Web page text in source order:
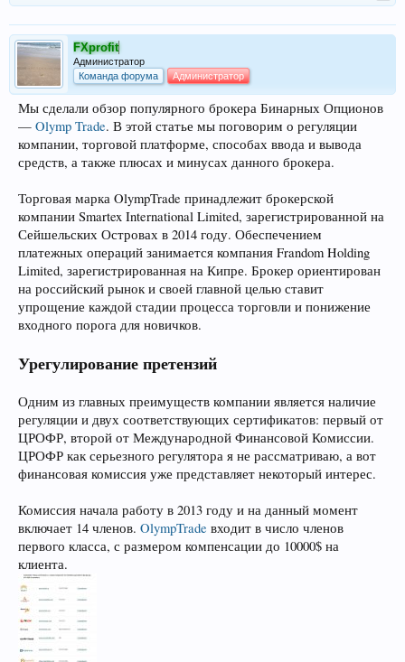
FXprofit
Администратор
Команда форума
Администратор
Мы сделали обзор популярного брокера Бинарных Опционов
— Olymp Trade. В этой статье мы поговорим о регуляции
компании, торговой платформе, способах ввода и вывода
средств, а также плюсах и минусах данного брокера.
Торговая марка OlympTrade принадлежит брокерской
компании Smartex International Limited, зарегистрированной на
Сейшельских Островах в 2014 году. Обеспечением
платежных операций занимается компания Frandom Holding
Limited, зарегистрированная на Кипре. Брокер ориентирован
на российский рынок и своей главной целью ставит
упрощение каждой стадии процесса торговли и понижение
входного порога для новичков.
Урегулирование претензий
Одним из главных преимуществ компании является наличие
регуляции и двух соответствующих сертификатов: первый от
ЦРОФР, второй от Международной Финансовой Комиссии.
ЦРОФР как серьезного регулятора я не рассматриваю, а вот
финансовая комиссия уже представляет некоторый интерес.
Комиссия начала работу в 2013 году и на данный момент
включает 14 членов. OlympTrade входит в число членов
первого класса, с размером компенсации до 10000$ на
клиента.